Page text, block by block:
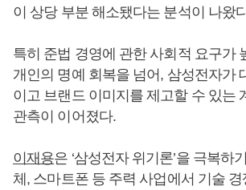
이 상당 부분 해소됐다는 분석이 나왔
특히 준법 경영에 관한 사회적 요구가
개인의 명예 회복을 넘어, 삼성전자가
이고 브랜드 이미지를 제고할 수 있는
관측이 이어졌다.
이재용은 ‘삼성전자 위기론’을 극복하
체, 스마트폰 등 주력 사업에서 기술